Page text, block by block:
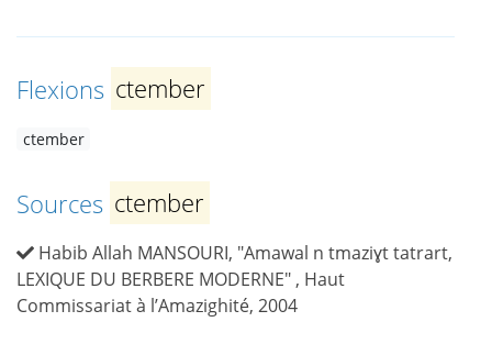
Flexions ctember
ctember
Sources ctember
Habib Allah MANSOURI, "Amawal n tmaziɣt tatrart,
LEXIQUE DU BERBERE MODERNE" , Haut
Commissariat à l’Amazighité, 2004